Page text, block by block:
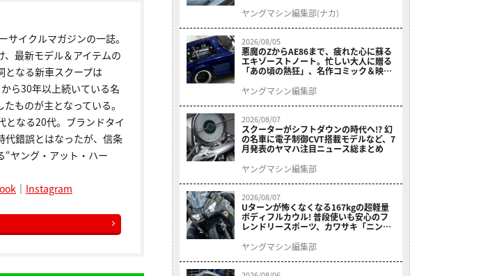
イクルマガジンの一誌。
最新モデル＆アイテムの
となる新車スクープは
ら30年以上続いている名
ものが主となっている。
となる20代。ブランドタイ
代錯誤とはなったが、信条
“ヤング・アット・ハー
｜ Instagram
ヤングマシン編集部(ナカ)
2026/08/05
悪魔のZからAE86まで、疲れた心に蘇る
エキゾーストノート。忙しい大人に贈る
「あの頃の熱狂」、名作コミック＆映画
結！
ヤングマシン編集部
2026/08/07
スクーターがシフトダウンの時代へ!? 幻
の名車に電子制御CVT搭載モデルなど、7
月発表のヤマハ注目ニュース総まとめ
ヤングマシン編集部
2026/08/07
Uターンが怖くなくなる167kgの超軽量
ボディフルカウル! 普段使いも安心のフ
レンドリースポーツ、カワサキ「ニンジ
9/5発売
ヤングマシン編集部